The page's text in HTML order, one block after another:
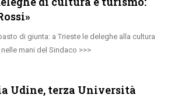
di giunta: a Trieste le deleghe alla cultura
mani del Sindaco
Udine, terza Università